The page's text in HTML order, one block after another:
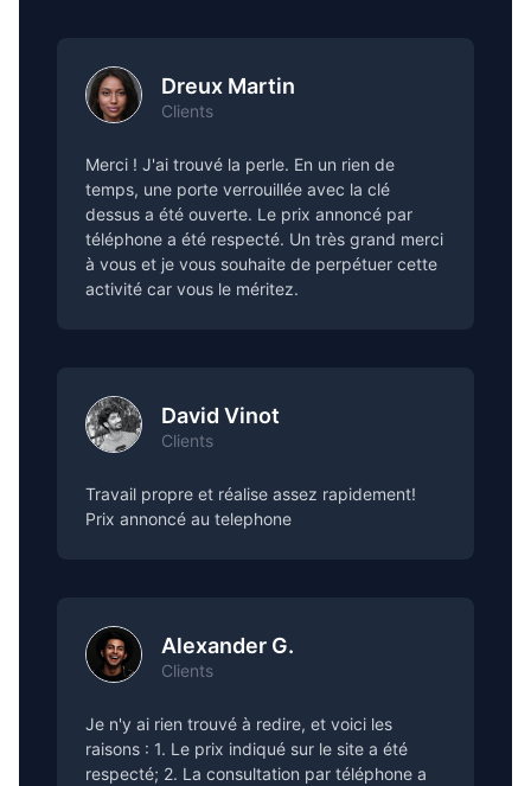
Dreux Martin
Clients
Merci ! J'ai trouvé la perle. En un rien de
temps, une porte verrouillée avec la clé
dessus a été ouverte. Le prix annoncé par
téléphone a été respecté. Un très grand merci
à vous et je vous souhaite de perpétuer cette
activité car vous le méritez.
David Vinot
Clients
Travail propre et réalise assez rapidement!
Prix annoncé au telephone
Alexander G.
Clients
Je n'y ai rien trouvé à redire, et voici les
raisons : 1. Le prix indiqué sur le site a été
respecté; 2. La consultation par téléphone a